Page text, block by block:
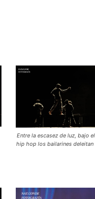
Entre la escasez de luz, bajo
hip hop los bailarines deleitan